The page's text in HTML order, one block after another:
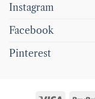
Instagram
Facebook
Pinterest